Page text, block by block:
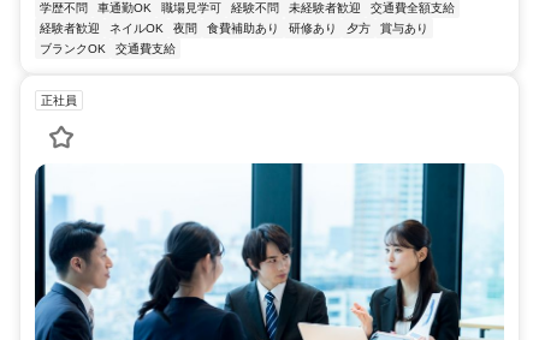
学歴不問
車通勤OK 職場見学可 経験不問 未経験者歓迎
交通費全額支給
経験者歓迎
ネイルOK 夜間 食費補助あり 研修あり 夕方
賞与あり
ブランクOK
交通費支給
正社員